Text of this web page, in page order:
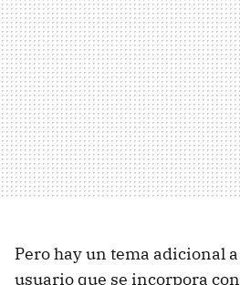
Pero hay un tema adicional
usuario que se incorpora